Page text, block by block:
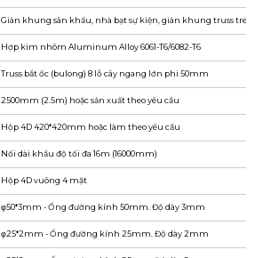
Giàn khung sân khấu, nhà bạt sự kiện, giàn khung truss treo
Hợp kim nhôm Aluminum Alloy 6061-T6/6082-T6
Truss bắt ốc (bulong) 8 lỗ cây ngang lớn phi 50mm
2500mm (2.5m) hoặc sản xuất theo yêu cầu
Hộp 4D 420*420mm hoặc làm theo yêu cầu
Nối dài khẩu độ tối đa 16m (16000mm)
Hộp 4D vuông 4 mặt
φ50*3mm - Ống đường kính 50mm. Độ dày 3mm
φ25*2mm - Ống đường kính 25mm. Độ dày 2mm